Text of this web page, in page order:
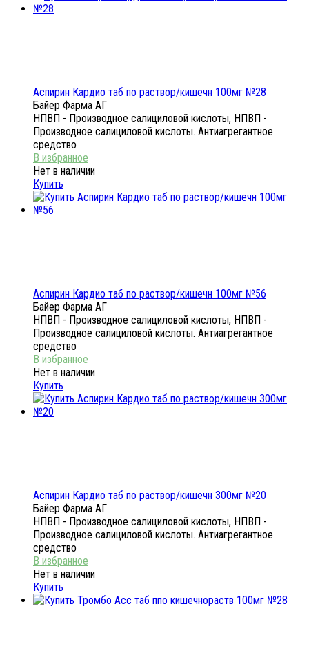
Аспирин Кардио таб по раствор/кишечн 100мг №28
Байер Фарма АГ
НПВП - Производное салициловой кислоты, НПВП -
Производное салициловой кислоты. Антиагрегантное
средство
Нет в наличии
Купить
Аспирин Кардио таб по раствор/кишечн 100мг №56
Байер Фарма АГ
НПВП - Производное салициловой кислоты, НПВП -
Производное салициловой кислоты. Антиагрегантное
средство
Нет в наличии
Купить
Аспирин Кардио таб по раствор/кишечн 300мг №20
Байер Фарма АГ
НПВП - Производное салициловой кислоты, НПВП -
Производное салициловой кислоты. Антиагрегантное
средство
Нет в наличии
Купить